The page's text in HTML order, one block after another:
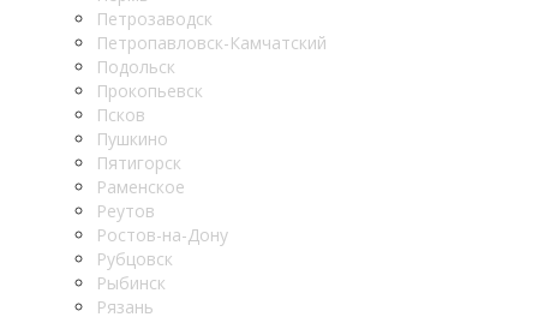
Петрозаводск
Петропавловск-Камчатский
Подольск
Прокопьевск
Псков
Пушкино
Пятигорск
Раменское
Реутов
Ростов-на-Дону
Рубцовск
Рыбинск
Рязань